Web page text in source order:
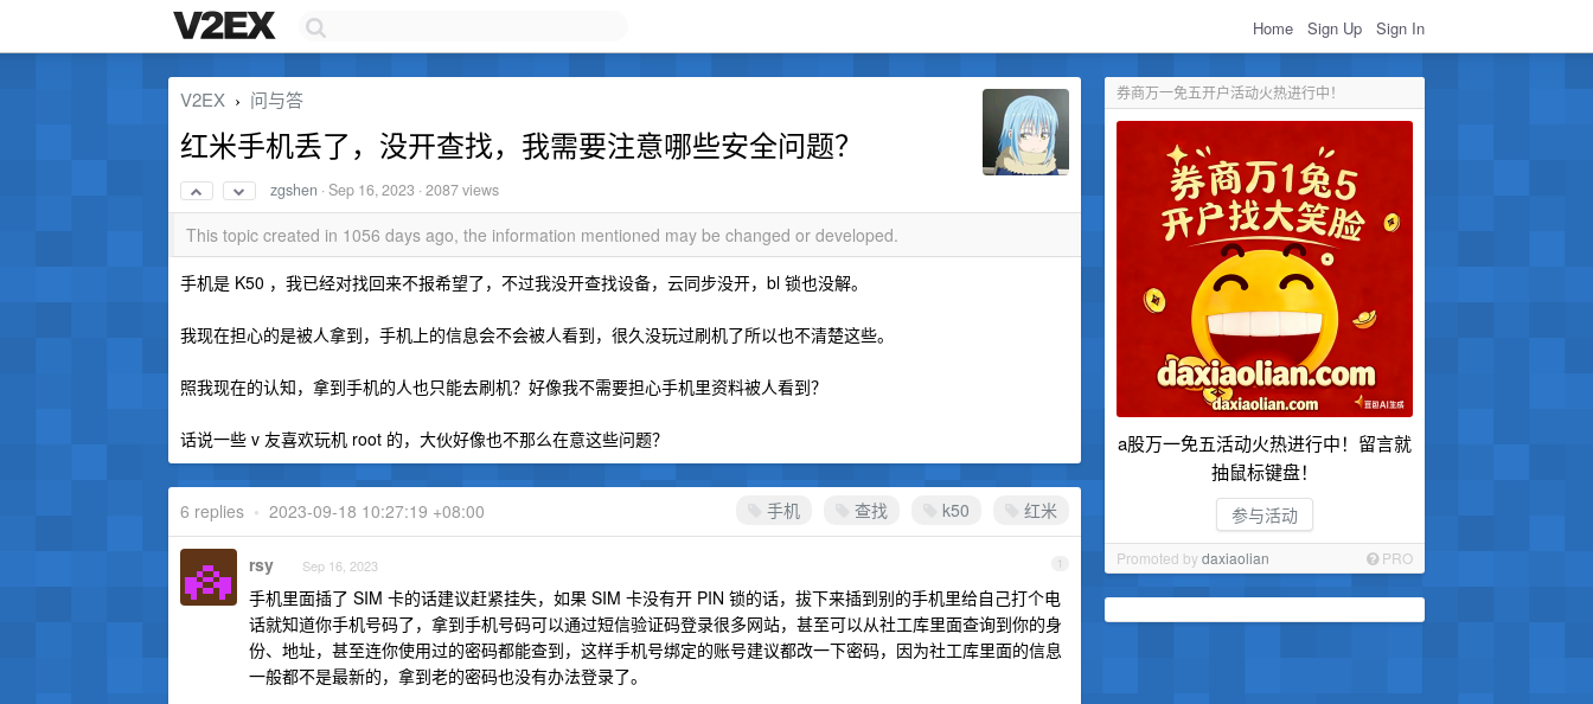
Home Sign Up Sign In
券商万一免五开户活动火热进行中！
a股万一免五活动火热进行中！留言就
抽鼠标键盘！
参与活动
Promoted bydaxiaolian PRO
V2EX › 问与答
红米手机丢了，没开查找，我需要注意哪些安全问题？
zgshen ·Sep 16, 2023 · 2087 views
This topic created in 1056 days ago, the information mentioned may be changed or developed.
手机是 K50 ，我已经对找回来不报希望了，不过我没开查找设备，云同步没开，bl 锁也没解。
我现在担心的是被人拿到，手机上的信息会不会被人看到，很久没玩过刷机了所以也不清楚这些。
照我现在的认知，拿到手机的人也只能去刷机？好像我不需要担心手机里资料被人看到？
话说一些 v 友喜欢玩机 root 的，大伙好像也不那么在意这些问题？
手机 查找 k50 红米
6 replies • 2023-09-18 10:27:19 +08:00
1
rsy Sep 16, 2023
手机里面插了 SIM 卡的话建议赶紧挂失，如果 SIM 卡没有开 PIN 锁的话，拔下来插到别的手机里给自己打个电
话就知道你手机号码了，拿到手机号码可以通过短信验证码登录很多网站，甚至可以从社工库里面查询到你的身
份、地址，甚至连你使用过的密码都能查到，这样手机号绑定的账号建议都改一下密码，因为社工库里面的信息
一般都不是最新的，拿到老的密码也没有办法登录了。